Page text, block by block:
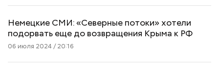
Немецкие СМИ: «Северные потоки» хотели
подорвать еще до возвращения Крыма к РФ
06 июля 2024 / 20:16